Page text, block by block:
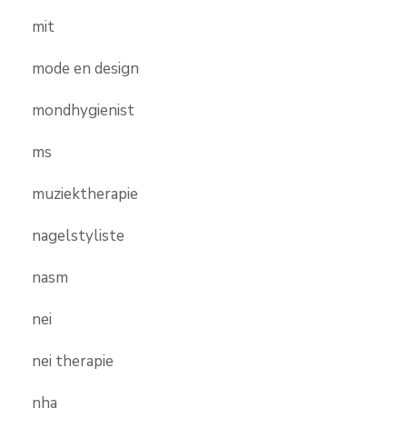
mit
mode en design
mondhygienist
ms
muziektherapie
nagelstyliste
nasm
nei
nei therapie
nha